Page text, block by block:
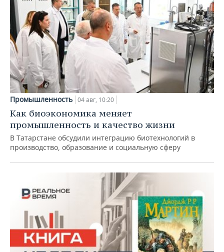
Промышленность 04 авг, 10:20
Как биоэкономика меняет
промышленность и качество жизни
В Татарстане обсудили интеграцию биотехнологий в
производство, образование и социальную сферу